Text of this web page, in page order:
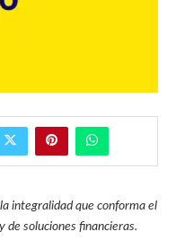
integralidad que conforma el
de soluciones financieras.